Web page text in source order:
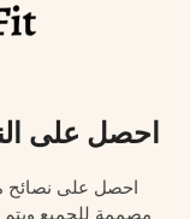
احصل على
احصل على نصائح
مصممة للجميع ويتم